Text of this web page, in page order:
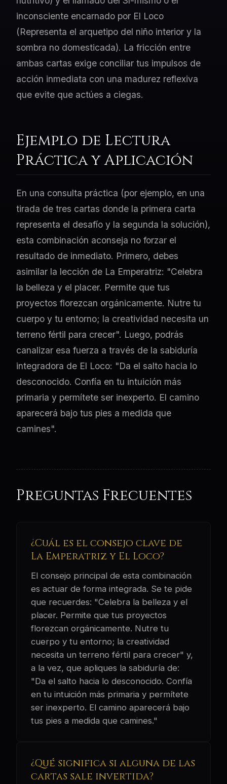
inconsciente encarnado por El Loco
(Representa el arquetipo del niño interior y la
sombra no domesticada). La fricción entre
ambas cartas exige conciliar tus impulsos de
acción inmediata con una madurez reflexiva
que evite que actúes a ciegas.
Ejemplo de Lectura
Práctica y Aplicación
En una consulta práctica (por ejemplo, en una
tirada de tres cartas donde la primera carta
representa el desafío y la segunda la solución),
esta combinación aconseja no forzar el
resultado de inmediato. Primero, debes
asimilar la lección de La Emperatriz: "Celebra
la belleza y el placer. Permite que tus
proyectos florezcan orgánicamente. Nutre tu
cuerpo y tu entorno; la creatividad necesita un
terreno fértil para crecer". Luego, podrás
canalizar esa fuerza a través de la sabiduría
integradora de El Loco: "Da el salto hacia lo
desconocido. Confía en tu intuición más
primaria y permítete ser inexperto. El camino
aparecerá bajo tus pies a medida que
camines".
Preguntas Frecuentes
¿Cuál es el consejo clave de
La Emperatriz y El Loco?
El consejo principal de esta combinación
es actuar de forma integrada. Se te pide
que recuerdes: "Celebra la belleza y el
placer. Permite que tus proyectos
florezcan orgánicamente. Nutre tu
cuerpo y tu entorno; la creatividad
necesita un terreno fértil para crecer" y,
a la vez, que apliques la sabiduría de:
"Da el salto hacia lo desconocido. Confía
en tu intuición más primaria y permítete
ser inexperto. El camino aparecerá bajo
tus pies a medida que camines."
¿Qué significa si alguna de las
cartas sale invertida?